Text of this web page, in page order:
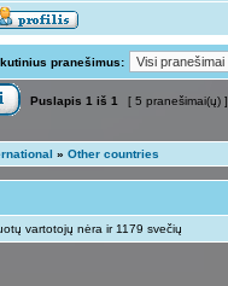
pranešimus:
Puslapis 1 iš 1 [ 5 pranešimai(ų) ]
» Other countries
vartotojų nėra ir 1179 svečių